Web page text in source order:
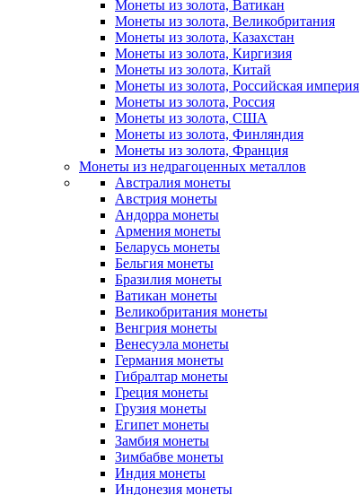
Монеты из золота, Ватикан
Монеты из золота, Великобритания
Монеты из золота, Казахстан
Монеты из золота, Киргизия
Монеты из золота, Китай
Монеты из золота, Российская империя
Монеты из золота, Россия
Монеты из золота, США
Монеты из золота, Финляндия
Монеты из золота, Франция
Монеты из недрагоценных металлов
Австралия монеты
Австрия монеты
Андорра монеты
Армения монеты
Беларусь монеты
Бельгия монеты
Бразилия монеты
Ватикан монеты
Великобритания монеты
Венгрия монеты
Венесуэла монеты
Германия монеты
Гибралтар монеты
Греция монеты
Грузия монеты
Египет монеты
Замбия монеты
Зимбабве монеты
Индия монеты
Индонезия монеты